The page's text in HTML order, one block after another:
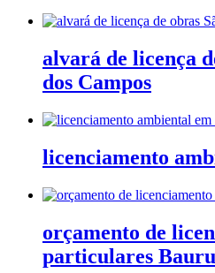
alvará de licença
dos Campos
licenciamento
orçamento de
particulares Bauru